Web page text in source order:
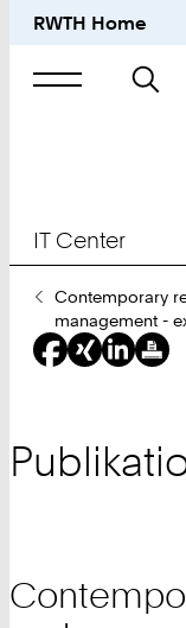
RWTH Home
Suche
nach
IT Center
Sie
sind
hier:
Contemporary
management -